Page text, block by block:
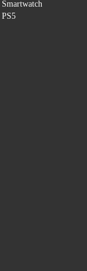
Smartwatch
PS5